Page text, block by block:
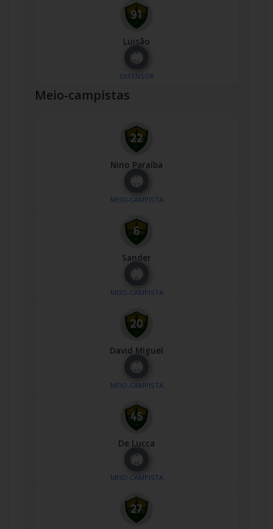
Luisão
Nº
91
DEFENSOR
Meio-campistas
Nino Paraíba
Nº
22
MEIO-CAMPISTA
Sander
Nº
6
MEIO-CAMPISTA
David Miguel
Nº
20
MEIO-CAMPISTA
De Lucca
Nº
45
MEIO-CAMPISTA